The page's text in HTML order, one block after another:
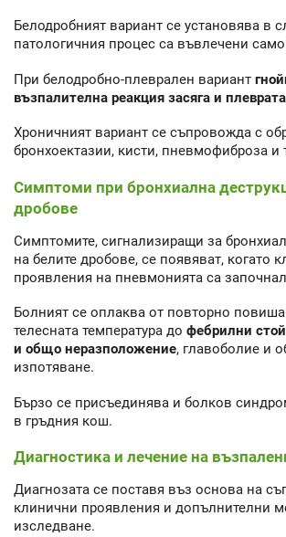
Белодробният вариант се установява в
патологичния процес са въвлечени
При белодробно-плеврален вариант
възпалителна реакция засяга и
Хроничният вариант се съпровожда с
бронхоектазии, кисти, пневмофиброза и
Симптоми при бронхиална
дробове
Симптомите, сигнализиращи за
на белите дробове, се появяват, когато
проявления на пневмонията са
Болният се оплаква от повторно
телесната температура до фебрилни
и общо неразположение, главоболие и
изпотяване.
Бързо се присъединява и болков
в гръдния кош.
Диагностика и лечение на
Диагнозата се поставя въз основа на
клинични проявления и допълнителни
изследване.